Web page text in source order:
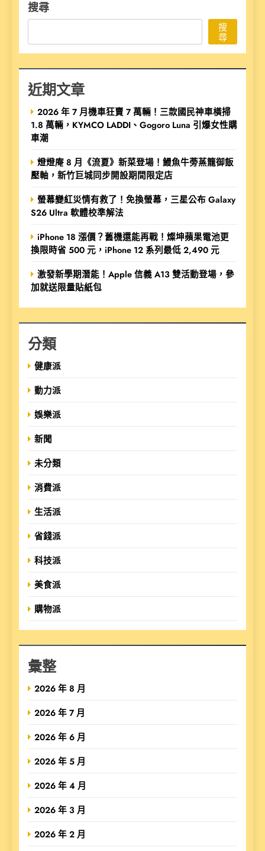
搜尋
搜
尋
近期文章
2026 年 7 月機車狂賣 7 萬輛！三款國民神車橫掃
1.8 萬輛，KYMCO LADDI、Gogoro Luna 引爆女性購
車潮
燈燈庵 8 月《流夏》新菜登場！鰻魚牛蒡蒸籠御飯
壓軸，新竹巨城同步開設期間限定店
螢幕變紅災情有救了！免換螢幕，三星公布 Galaxy
S26 Ultra 軟體校準解法
iPhone 18 漲價？舊機還能再戰！燦坤蘋果電池更
換限時省 500 元，iPhone 12 系列最低 2,490 元
激發新學期潛能！Apple 信義 A13 雙活動登場，參
加就送限量貼紙包
分類
健康派
動力派
娛樂派
新聞
未分類
消費派
生活派
省錢派
科技派
美食派
購物派
彙整
2026 年 8 月
2026 年 7 月
2026 年 6 月
2026 年 5 月
2026 年 4 月
2026 年 3 月
2026 年 2 月